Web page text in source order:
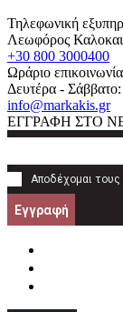
Τηλεφωνική
Λεωφόρος
+30 800 3000400
Ωράριο
Δευτέρα -
info@markakis.gr
ΕΓΓΡΑΦΗ ΣΤΟ
Αποδέχομαι τους
Εγγραφή